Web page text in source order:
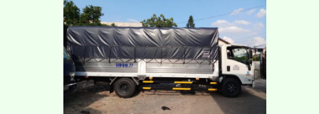
Thuê
Xe
Tải
Chở
Hàng
Tp.HCM,
Bình